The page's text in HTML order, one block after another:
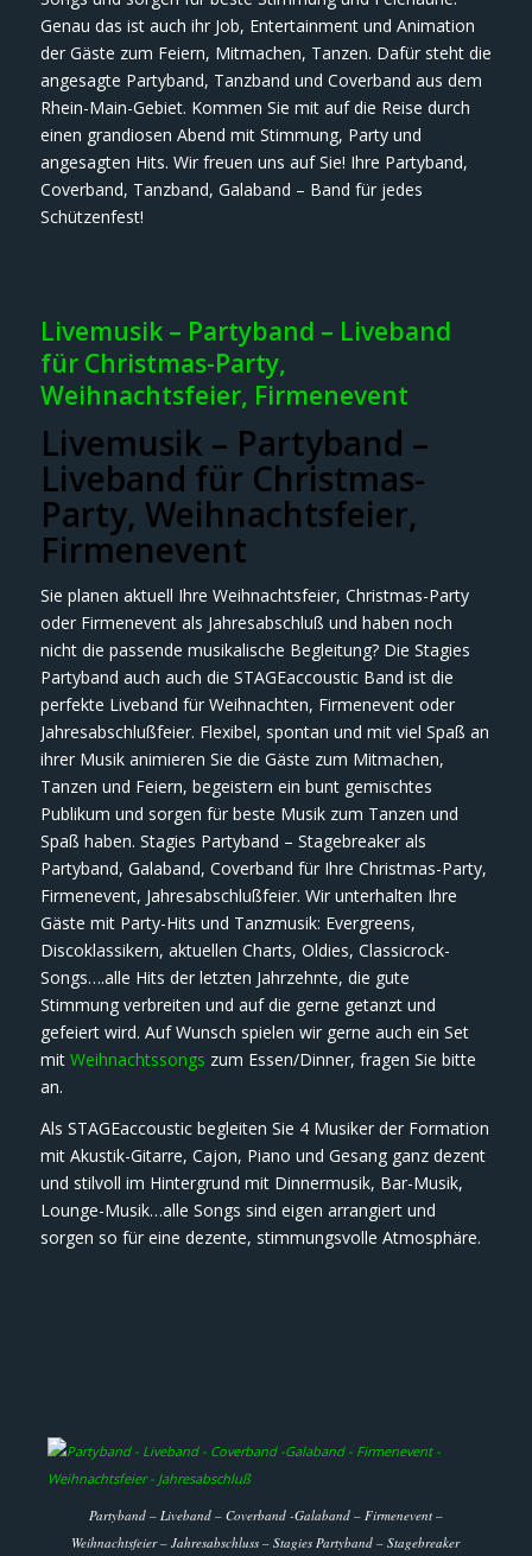
Genau das ist auch ihr Job, Entertainment und Animation
der Gäste zum Feiern, Mitmachen, Tanzen. Dafür steht die
angesagte Partyband, Tanzband und Coverband aus dem
Rhein-Main-Gebiet. Kommen Sie mit auf die Reise durch
einen grandiosen Abend mit Stimmung, Party und
angesagten Hits. Wir freuen uns auf Sie! Ihre Partyband,
Coverband, Tanzband, Galaband – Band für jedes
Schützenfest!
Livemusik – Partyband – Liveband
für Christmas-Party,
Weihnachtsfeier, Firmenevent
Livemusik – Partyband –
Liveband für Christmas-
Party, Weihnachtsfeier,
Firmenevent
Sie planen aktuell Ihre Weihnachtsfeier, Christmas-Party
oder Firmenevent als Jahresabschluß und haben noch
nicht die passende musikalische Begleitung? Die Stagies
Partyband auch auch die STAGEaccoustic Band ist die
perfekte Liveband für Weihnachten, Firmenevent oder
Jahresabschlußfeier. Flexibel, spontan und mit viel Spaß an
ihrer Musik animieren Sie die Gäste zum Mitmachen,
Tanzen und Feiern, begeistern ein bunt gemischtes
Publikum und sorgen für beste Musik zum Tanzen und
Spaß haben. Stagies Partyband – Stagebreaker als
Partyband, Galaband, Coverband für Ihre Christmas-Party,
Firmenevent, Jahresabschlußfeier. Wir unterhalten Ihre
Gäste mit Party-Hits und Tanzmusik: Evergreens,
Discoklassikern, aktuellen Charts, Oldies, Classicrock-
Songs….alle Hits der letzten Jahrzehnte, die gute
Stimmung verbreiten und auf die gerne getanzt und
gefeiert wird. Auf Wunsch spielen wir gerne auch ein Set
mit Weihnachtssongs zum Essen/Dinner, fragen Sie bitte
an.
Als STAGEaccoustic begleiten Sie 4 Musiker der Formation
mit Akustik-Gitarre, Cajon, Piano und Gesang ganz dezent
und stilvoll im Hintergrund mit Dinnermusik, Bar-Musik,
Lounge-Musik…alle Songs sind eigen arrangiert und
sorgen so für eine dezente, stimmungsvolle Atmosphäre.
Partyband – Liveband – Coverband -Galaband – Firmenevent –
Weihnachtsfeier – Jahresabschluss – Stagies Partyband – Stagebreaker